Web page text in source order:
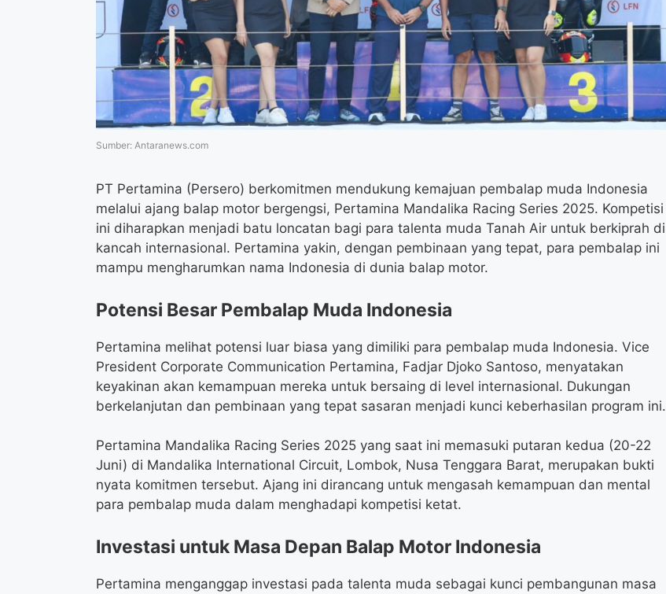
Sumber: Antaranews.com
PT Pertamina (Persero) berkomitmen mendukung kemajuan pembalap muda Indonesia
melalui ajang balap motor bergengsi, Pertamina Mandalika Racing Series 2025. Kompetisi
ini diharapkan menjadi batu loncatan bagi para talenta muda Tanah Air untuk berkiprah di
kancah internasional. Pertamina yakin, dengan pembinaan yang tepat, para pembalap ini
mampu mengharumkan nama Indonesia di dunia balap motor.
Potensi Besar Pembalap Muda Indonesia
Pertamina melihat potensi luar biasa yang dimiliki para pembalap muda Indonesia. Vice
President Corporate Communication Pertamina, Fadjar Djoko Santoso, menyatakan
keyakinan akan kemampuan mereka untuk bersaing di level internasional. Dukungan
berkelanjutan dan pembinaan yang tepat sasaran menjadi kunci keberhasilan program ini.
Pertamina Mandalika Racing Series 2025 yang saat ini memasuki putaran kedua (20-22
Juni) di Mandalika International Circuit, Lombok, Nusa Tenggara Barat, merupakan bukti
nyata komitmen tersebut. Ajang ini dirancang untuk mengasah kemampuan dan mental
para pembalap muda dalam menghadapi kompetisi ketat.
Investasi untuk Masa Depan Balap Motor Indonesia
Pertamina menganggap investasi pada talenta muda sebagai kunci pembangunan masa